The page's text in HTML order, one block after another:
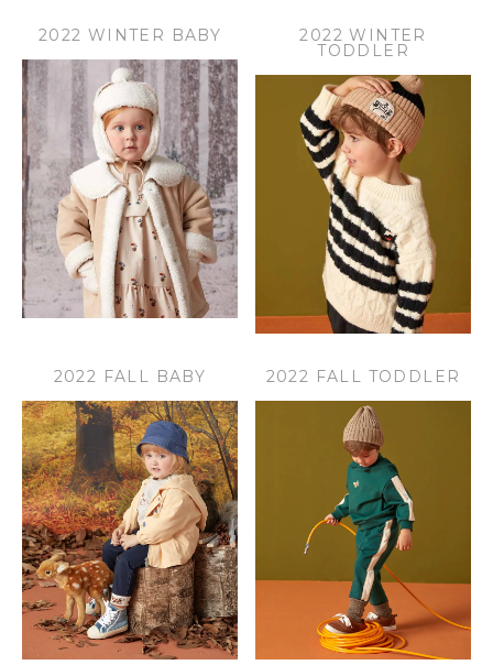
2022 WINTER BABY 2022 WINTER
TODDLER
2022 FALL BABY 2022 FALL TODDLER